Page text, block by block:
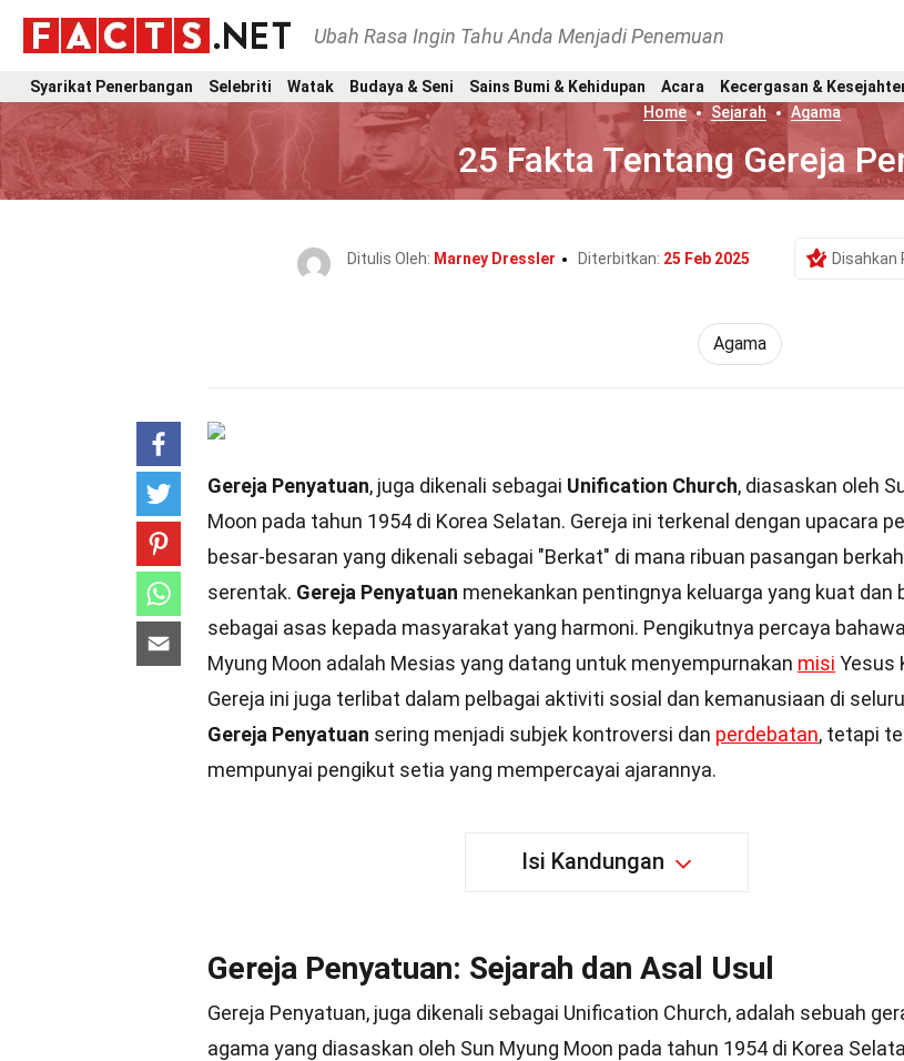
Ubah Rasa Ingin Tahu Anda Menjadi Penemuan
Syarikat Penerbangan Selebriti Watak Budaya & Seni Sains Bumi & Kehidupan Acara Kecergasan &
Home
Sejarah Agama
25 Fakta Tentang Gereja
Ditulis Oleh: Marney Dressler Diterbitkan: 25 Feb 2025 Disahkan
Agama
Gereja Penyatuan, juga dikenali sebagai Unification Church, diasaskan oleh
Moon pada tahun 1954 di Korea Selatan. Gereja ini terkenal dengan upacara
besar-besaran yang dikenali sebagai "Berkat" di mana ribuan pasangan
serentak. Gereja Penyatuan menekankan pentingnya keluarga yang kuat dan
sebagai asas kepada masyarakat yang harmoni. Pengikutnya percaya
Myung Moon adalah Mesias yang datang untuk menyempurnakan misi Yesus
Gereja ini juga terlibat dalam pelbagai aktiviti sosial dan kemanusiaan di
Gereja Penyatuan sering menjadi subjek kontroversi dan perdebatan, tetapi
mempunyai pengikut setia yang mempercayai ajarannya.
Isi Kandungan
Gereja Penyatuan: Sejarah dan Asal Usul
Gereja Penyatuan, juga dikenali sebagai Unification Church, adalah sebuah
agama yang diasaskan oleh Sun Myung Moon pada tahun 1954 di Korea